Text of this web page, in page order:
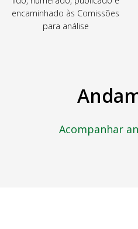
encaminhado às Comissões
para análise
Acompanhar